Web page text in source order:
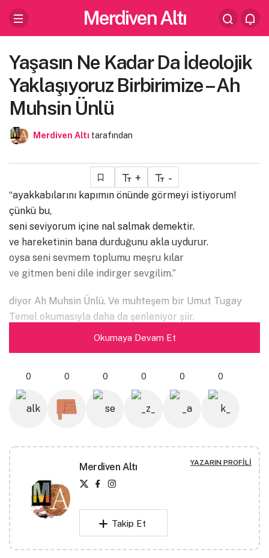
Merdiven Altı
Yaşasın Ne Kadar Da İdeolojik
Yaklaşıyoruz Birbirimize – Ah
Muhsin Ünlü
Merdiven Altı tarafından
+ -
“ayakkabılarını kapımın önünde görmeyi istiyorum!
çünkü bu,
seni seviyorum içine nal salmak demektir.
ve hareketinin bana durduğunu akla uydurur.
oysa seni sevmem toplumu meşru kılar
ve gitmen beni dile indirger sevgilim.”
diyor Ah Muhsin Ünlü. Ve muhteşem bir Umut Tugay
Temel okumasıyla daha da şenleniyor şiir.
“Sen Aydınlatırsın Geceyi” isimli filminin görüntüleri
Tugay Temel tarafından kurgulanmıştır.
Fonda: Camel-Rajaz
uttemel.com
Okumaya Devam Et
0 0 0 0 0 0
Merdiven Altı YAZARIN PROFILI
Takip Et